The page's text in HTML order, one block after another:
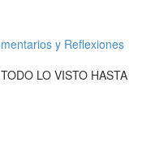
y Reflexiones
LO VISTO HASTA